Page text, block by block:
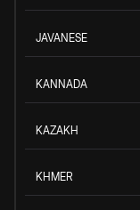
JAVANESE
KANNADA
KAZAKH
KHMER